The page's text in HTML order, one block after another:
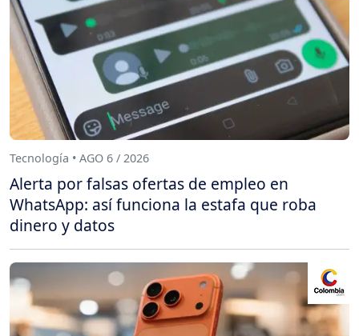
Tecnología • AGO 6 / 2026
Alerta por falsas ofertas de empleo en
WhatsApp: así funciona la estafa que roba
dinero y datos